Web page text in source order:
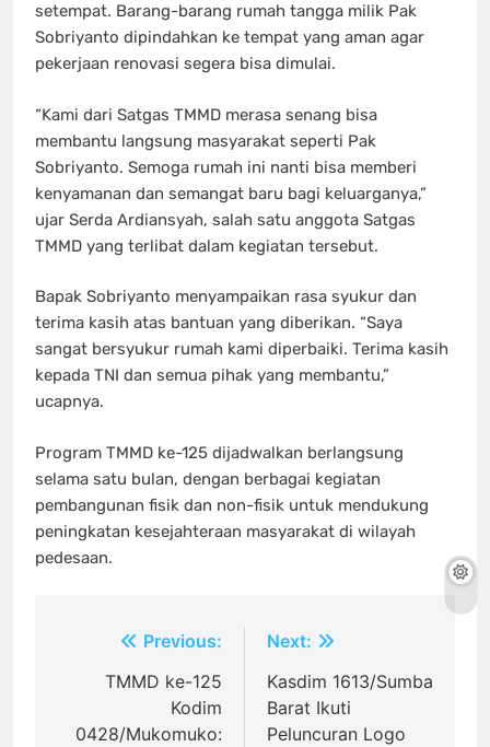
setempat. Barang-barang rumah tangga milik Pak
Sobriyanto dipindahkan ke tempat yang aman agar
pekerjaan renovasi segera bisa dimulai.
“Kami dari Satgas TMMD merasa senang bisa
membantu langsung masyarakat seperti Pak
Sobriyanto. Semoga rumah ini nanti bisa memberi
kenyamanan dan semangat baru bagi keluarganya,”
ujar Serda Ardiansyah, salah satu anggota Satgas
TMMD yang terlibat dalam kegiatan tersebut.
Bapak Sobriyanto menyampaikan rasa syukur dan
terima kasih atas bantuan yang diberikan. “Saya
sangat bersyukur rumah kami diperbaiki. Terima kasih
kepada TNI dan semua pihak yang membantu,”
ucapnya.
Program TMMD ke-125 dijadwalkan berlangsung
selama satu bulan, dengan berbagai kegiatan
pembangunan fisik dan non-fisik untuk mendukung
peningkatan kesejahteraan masyarakat di wilayah
pedesaan.
NavigasiPrevious:
TMMD ke-125
Kodim
0428/Mukomuko:
Next:
Kasdim 1613/Sumba
Barat Ikuti
Peluncuran Logo